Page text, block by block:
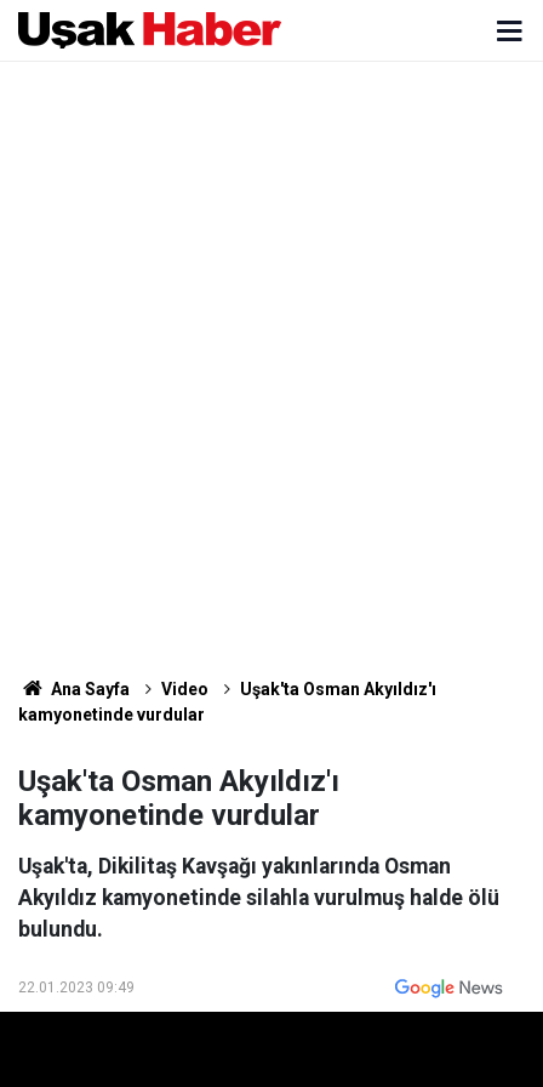
Ana Sayfa Video
Uşak'ta Osman Akyıldız'ı
kamyonetinde vurdular
Uşak'ta Osman Akyıldız'ı
kamyonetinde vurdular
Uşak'ta, Dikilitaş Kavşağı yakınlarında Osman
Akyıldız kamyonetinde silahla vurulmuş halde ölü
bulundu.
22.01.2023 09:49